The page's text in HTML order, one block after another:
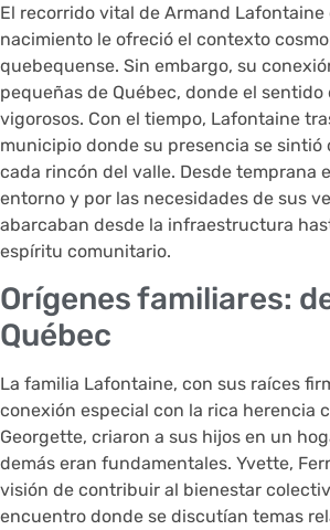
El recorrido vital de Armand
nacimiento le ofreció el contexto
quebequense. Sin embargo, su
pequeñas de Québec, donde el
vigorosos. Con el tiempo, Lafontaine
municipio donde su presencia se
cada rincón del valle. Desde temprana
entorno y por las necesidades de sus
abarcaban desde la infraestructura
espíritu comunitario.
Orígenes familiares:
Québec
La familia Lafontaine, con sus raíces
conexión especial con la rica herencia
Georgette, criaron a sus hijos en un
demás eran fundamentales. Yvette,
visión de contribuir al bienestar
encuentro donde se discutían temas